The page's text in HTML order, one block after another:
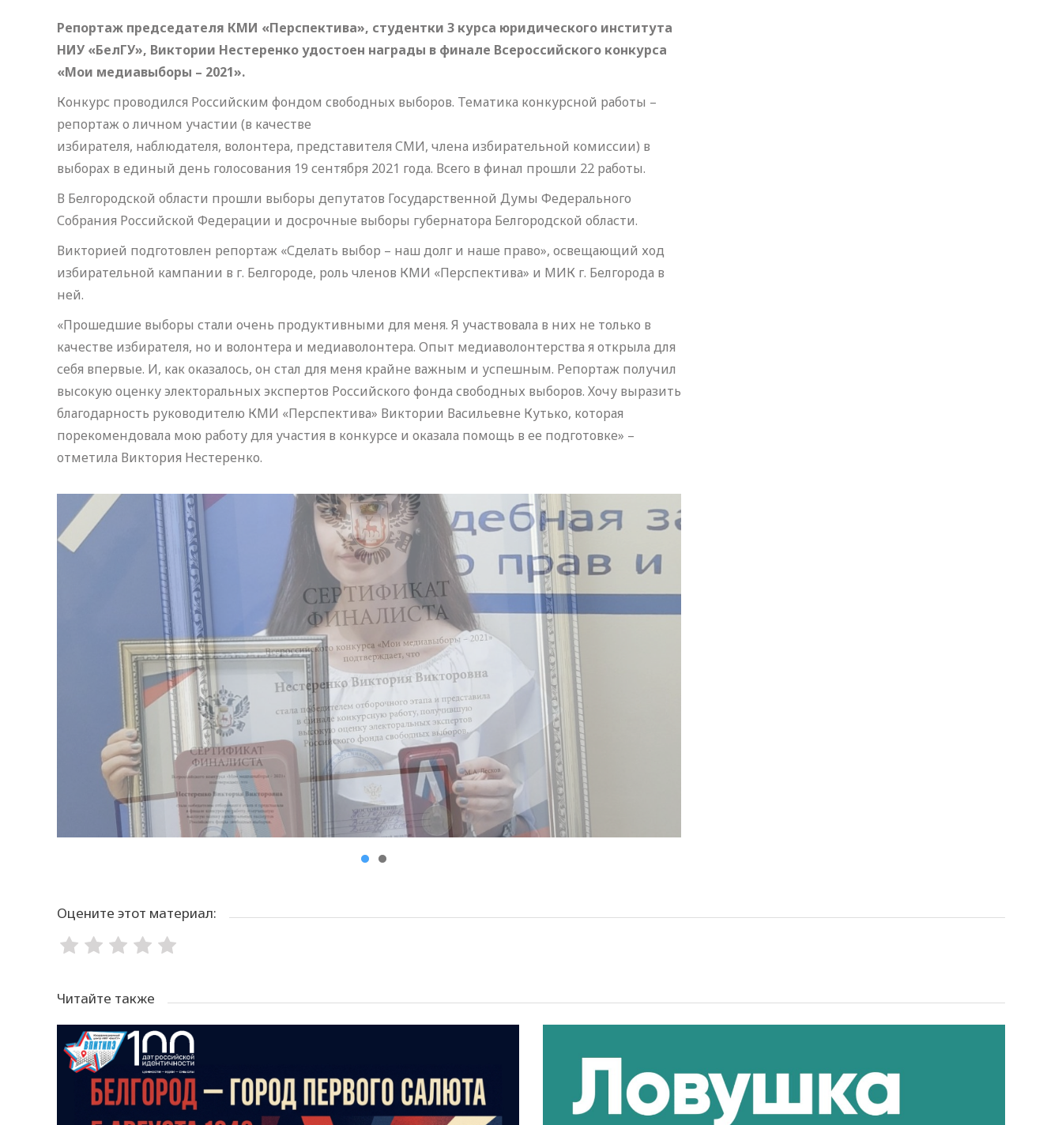
Репортаж председателя КМИ «Перспектива», студентки 3 курса юридического института
НИУ «БелГУ», Виктории Нестеренко удостоен награды в финале Всероссийского конкурса
«Мои медиавыборы – 2021».
Конкурс проводился Российским фондом свободных выборов. Тематика конкурсной работы –
репортаж о личном участии (в качестве
избирателя, наблюдателя, волонтера, представителя СМИ, члена избирательной комиссии) в
выборах в единый день голосования 19 сентября 2021 года. Всего в финал прошли 22 работы.
В Белгородской области прошли выборы депутатов Государственной Думы Федерального
Собрания Российской Федерации и досрочные выборы губернатора Белгородской области.
Викторией подготовлен репортаж «Сделать выбор – наш долг и наше право», освещающий ход
избирательной кампании в г. Белгороде, роль членов КМИ «Перспектива» и МИК г. Белгорода в
ней.
«Прошедшие выборы стали очень продуктивными для меня. Я участвовала в них не только в
качестве избирателя, но и волонтера и медиаволонтера. Опыт медиаволонтерства я открыла для
себя впервые. И, как оказалось, он стал для меня крайне важным и успешным. Репортаж получил
высокую оценку электоральных экспертов Российского фонда свободных выборов. Хочу выразить
благодарность руководителю КМИ «Перспектива» Виктории Васильевне Кутько, которая
порекомендовала мою работу для участия в конкурсе и оказала помощь в ее подготовке» –
отметила Виктория Нестеренко.
Оцените этот материал:
Читайте также